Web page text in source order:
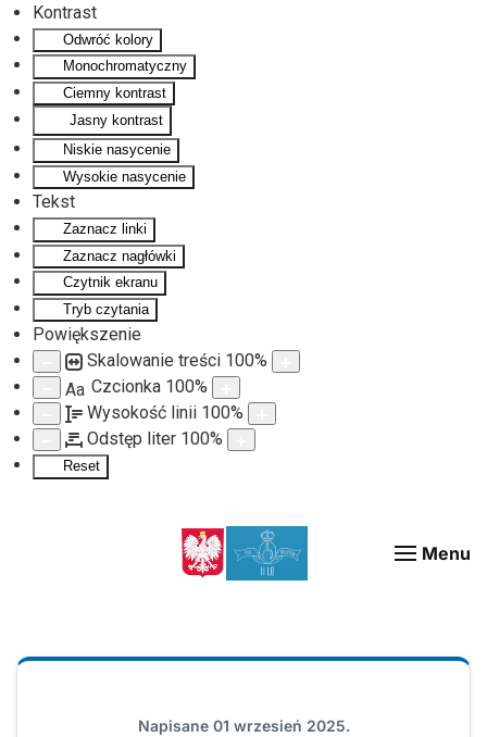
Kontrast
Odwróć kolory
Monochromatyczny
Ciemny kontrast
Jasny kontrast
Niskie nasycenie
Wysokie nasycenie
Tekst
Zaznacz linki
Zaznacz nagłówki
Czytnik ekranu
Tryb czytania
Powiększenie
Skalowanie treści 100%
Aa Czcionka 100%
Wysokość linii 100%
Odstęp liter 100%
Reset
Menu
Napisane 01 wrzesień 2025.